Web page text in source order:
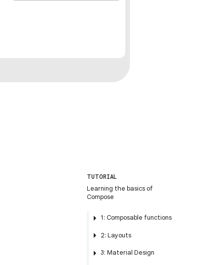
TUTORIAL
Learning the basics of
Compose
1: Composable functions
2: Layouts
3: Material Design